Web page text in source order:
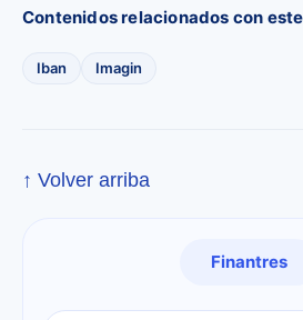
Contenidos relacionados con
Iban Imagin
↑ Volver arriba
Finantres